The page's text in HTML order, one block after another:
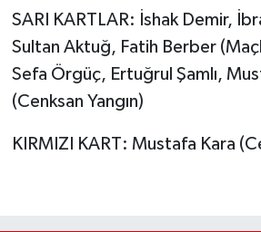
SARI KARTLAR: İshak Demir,
Sultan Aktuğ, Fatih Berber
Sefa Örgüç, Ertuğrul Şamlı,
(Cenksan Yangın)
KIRMIZI KART: Mustafa Kara